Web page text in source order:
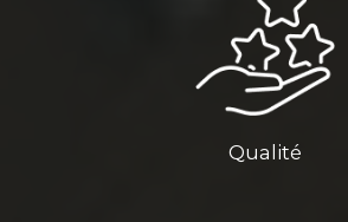
Qualité